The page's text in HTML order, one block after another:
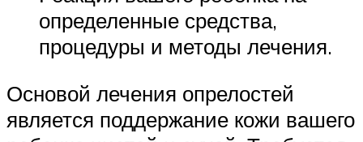
определенные средства,
процедуры и методы лечения.
Основой лечения опрелостей
является поддержание кожи вашего